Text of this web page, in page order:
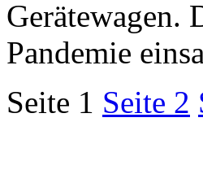
Gerätewagen.
Pandemie
Seite 1 Seite 2